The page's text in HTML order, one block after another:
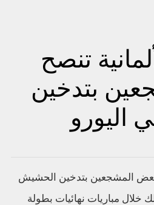
تنصح
بتدخين
اليورو
المشجعين بتدخين الحشيش
خلال مباريات نهائيات بطولة